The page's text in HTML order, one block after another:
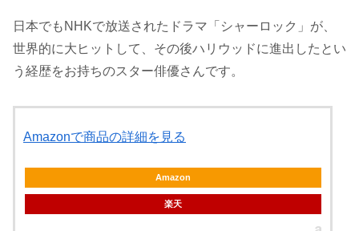
日本でもNHKで放送されたドラマ「シャーロック」が、
世界的に大ヒットして、その後ハリウッドに進出したとい
う経歴をお持ちのスター俳優さんです。
Amazonで商品の詳細を見る
Amazon
楽天